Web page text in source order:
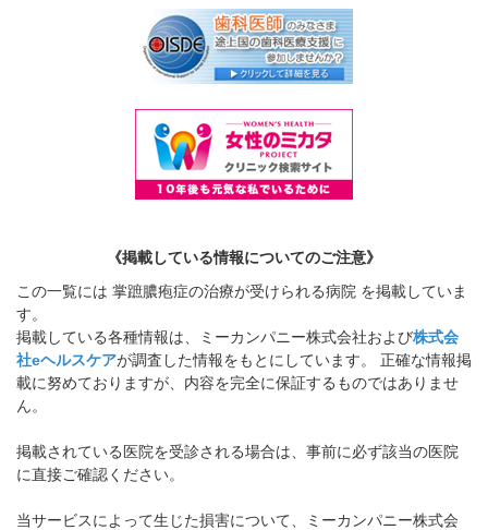
《掲載している情報についてのご注意》
この一覧には 掌蹠膿疱症の治療が受けられる病院 を掲載していま
す。
掲載している各種情報は、ミーカンパニー株式会社および株式会
社eヘルスケアが調査した情報をもとにしています。 正確な情報掲
載に努めておりますが、内容を完全に保証するものではありませ
ん。
掲載されている医院を受診される場合は、事前に必ず該当の医院
に直接ご確認ください。
当サービスによって生じた損害について、ミーカンパニー株式会